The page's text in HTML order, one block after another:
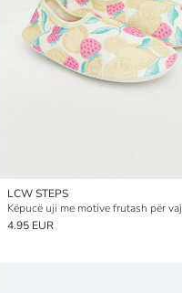
LCW STEPS
Këpucë uji me motive frutash për
4.95 EUR